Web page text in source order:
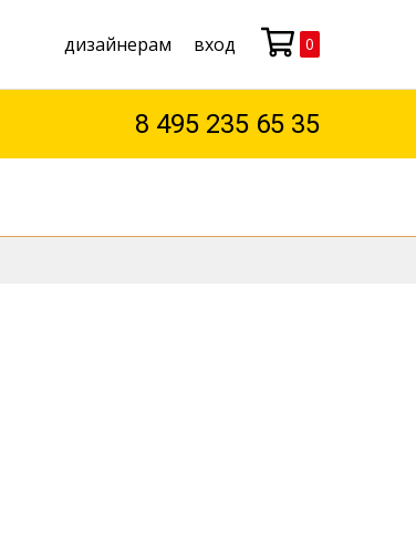
дизайнерам вход Моя корзина
0
8 495 235 65 35